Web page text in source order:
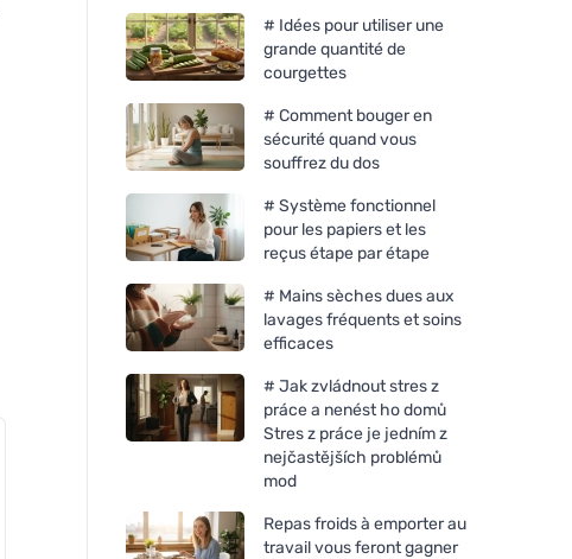
# Idées pour utiliser une
grande quantité de
courgettes
# Comment bouger en
sécurité quand vous
souffrez du dos
# Système fonctionnel
pour les papiers et les
reçus étape par étape
# Mains sèches dues aux
lavages fréquents et soins
efficaces
# Jak zvládnout stres z
práce a nenést ho domů
Stres z práce je jedním z
nejčastějších problémů
mod
Repas froids à emporter au
travail vous feront gagner